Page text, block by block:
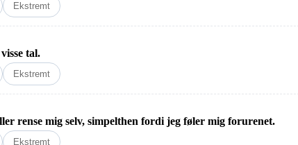
Ekstremt
tal.
Ekstremt
rense mig selv, simpelthen fordi jeg føler mig forurenet.
Ekstremt